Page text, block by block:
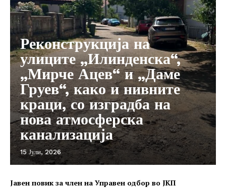
Реконструкција на
улиците „Илинденска“,
„Мирче Ацев“ и „Даме
Груев“, како и нивните
краци, со изградба на
нова атмосферска
канализација
15 Јули, 2026
Јавен повик за член на Управен одбор во ЈКП